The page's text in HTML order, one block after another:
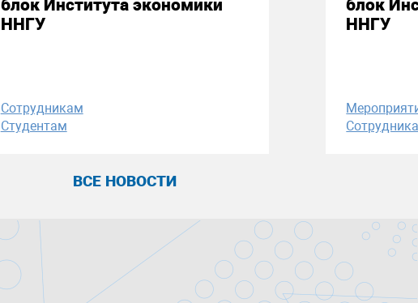
блок Института экономики
ННГУ
Сотрудникам
Студентам
блок
ННГУ
ВСЕ НОВОСТИ